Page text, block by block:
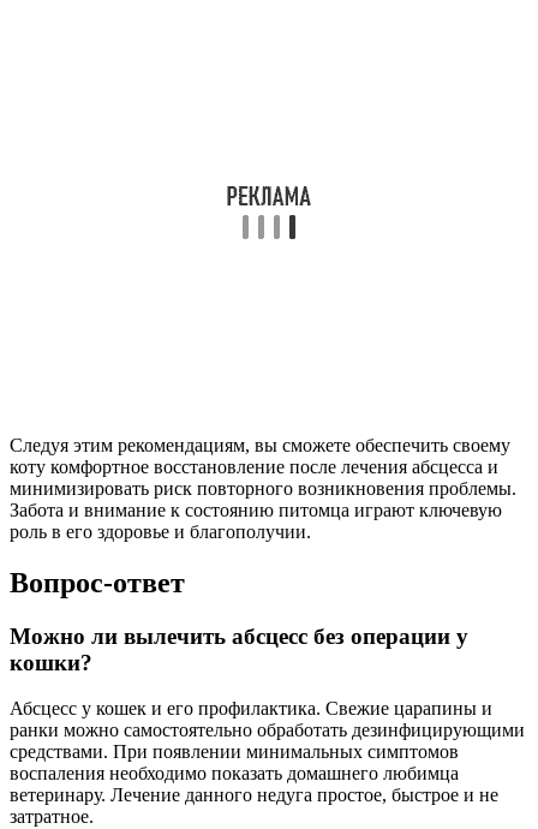
Следуя этим рекомендациям, вы сможете обеспечить своему
коту комфортное восстановление после лечения абсцесса и
минимизировать риск повторного возникновения проблемы.
Забота и внимание к состоянию питомца играют ключевую
роль в его здоровье и благополучии.
Вопрос-ответ
Можно ли вылечить абсцесс без операции у
кошки?
Абсцесс у кошек и его профилактика. Свежие царапины и
ранки можно самостоятельно обработать дезинфицирующими
средствами. При появлении минимальных симптомов
воспаления необходимо показать домашнего любимца
ветеринару. Лечение данного недуга простое, быстрое и не
затратное.